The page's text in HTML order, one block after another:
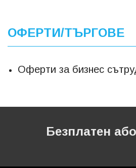
ОФЕРТИ/ТЪРГОВЕ
Оферти за бизнес
Безплатен